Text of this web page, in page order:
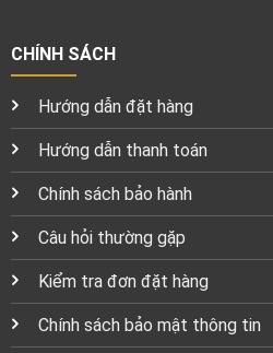
CHÍNH SÁCH
Hướng dẫn đặt hàng
Hướng dẫn thanh toán
Chính sách bảo hành
Câu hỏi thường gặp
Kiểm tra đơn đặt hàng
Chính sách bảo mật thông tin